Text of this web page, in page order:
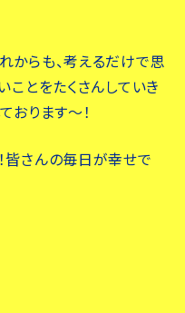
からも、考えるだけで思
ことをたくさんしていき
おります～！
皆さんの毎日が幸せで